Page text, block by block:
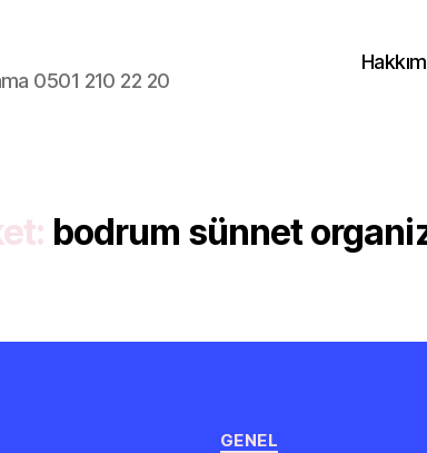
0501 210 22 20
bodrum sünnet
Kategoriler
GENEL